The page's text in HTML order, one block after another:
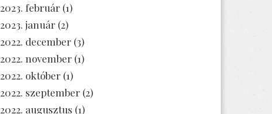
2023. február (1)
2023. január (2)
2022. december (3)
2022. november (1)
2022. október (1)
2022. szeptember (2)
2022. augusztus (1)